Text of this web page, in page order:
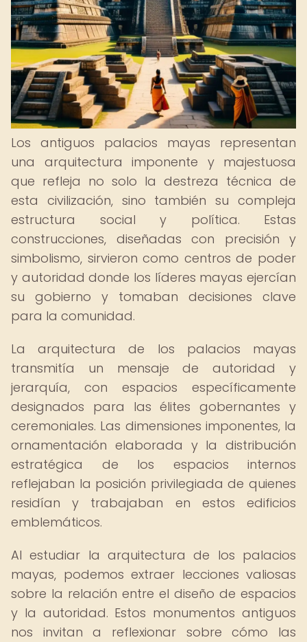
Los antiguos palacios mayas representan
una arquitectura imponente y majestuosa
que refleja no solo la destreza técnica de
esta civilización, sino también su compleja
estructura social y política. Estas
construcciones, diseñadas con precisión y
simbolismo, sirvieron como centros de poder
y autoridad donde los líderes mayas ejercían
su gobierno y tomaban decisiones clave
para la comunidad.
La arquitectura de los palacios mayas
transmitía un mensaje de autoridad y
jerarquía, con espacios específicamente
designados para las élites gobernantes y
ceremoniales. Las dimensiones imponentes, la
ornamentación elaborada y la distribución
estratégica de los espacios internos
reflejaban la posición privilegiada de quienes
residían y trabajaban en estos edificios
emblemáticos.
Al estudiar la arquitectura de los palacios
mayas, podemos extraer lecciones valiosas
sobre la relación entre el diseño de espacios
y la autoridad. Estos monumentos antiguos
nos invitan a reflexionar sobre cómo las